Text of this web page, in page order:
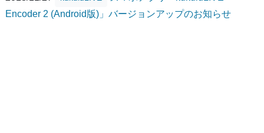
Encoder 2 (Android版)」バージョンアップのお知らせ